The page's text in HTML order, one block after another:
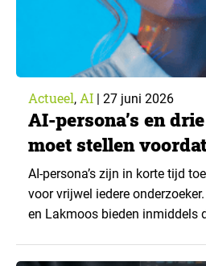
Actueel, AI | 27 juni 2026
AI-persona’s en
moet stellen
gebruikt
AI-persona’s zijn in korte tijd
voor vrijwel iedere
en Lakmoos bieden inmiddels